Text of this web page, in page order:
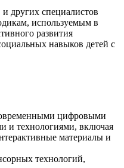
других специалистов
используемым в
развития
навыков детей с
цифровыми
и технологиями, включая
материалы и
технологий,